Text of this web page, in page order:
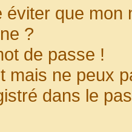
éviter que
?
de passe !
mais ne peux
dans le